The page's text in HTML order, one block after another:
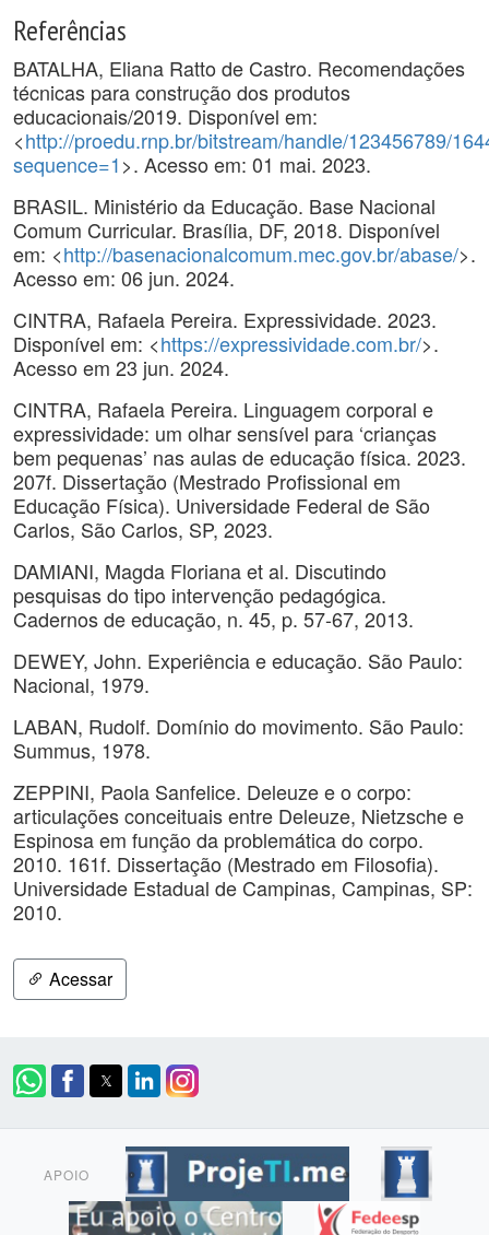
Referências
BATALHA, Eliana Ratto de Castro. Recomendações
técnicas para construção dos produtos
educacionais/2019. Disponível em:
<http://proedu.rnp.br/bitstream/handle/123456789/
sequence=1>. Acesso em: 01 mai. 2023.
BRASIL. Ministério da Educação. Base Nacional
Comum Curricular. Brasília, DF, 2018. Disponível
em: <http://basenacionalcomum.mec.gov.br/abase/>.
Acesso em: 06 jun. 2024.
CINTRA, Rafaela Pereira. Expressividade. 2023.
Disponível em: <https://expressividade.com.br/>.
Acesso em 23 jun. 2024.
CINTRA, Rafaela Pereira. Linguagem corporal e
expressividade: um olhar sensível para ‘crianças
bem pequenas’ nas aulas de educação física. 2023.
207f. Dissertação (Mestrado Profissional em
Educação Física). Universidade Federal de São
Carlos, São Carlos, SP, 2023.
DAMIANI, Magda Floriana et al. Discutindo
pesquisas do tipo intervenção pedagógica.
Cadernos de educação, n. 45, p. 57-67, 2013.
DEWEY, John. Experiência e educação. São Paulo:
Nacional, 1979.
LABAN, Rudolf. Domínio do movimento. São Paulo:
Summus, 1978.
ZEPPINI, Paola Sanfelice. Deleuze e o corpo:
articulações conceituais entre Deleuze, Nietzsche e
Espinosa em função da problemática do corpo.
2010. 161f. Dissertação (Mestrado em Filosofia).
Universidade Estadual de Campinas, Campinas, SP:
2010.
Acessar
APOIO